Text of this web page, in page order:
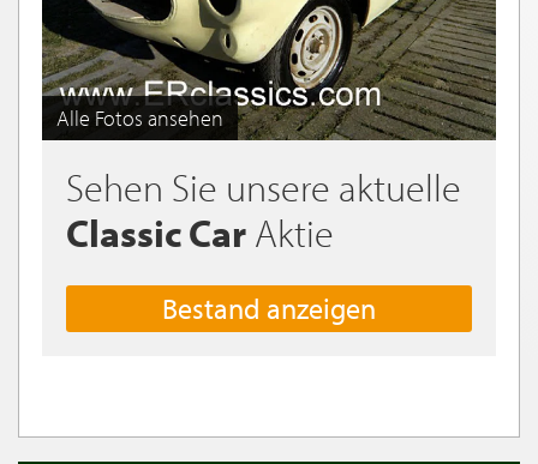
Alle Fotos ansehen
Sehen Sie unsere aktuelle
Classic Car Aktie
Bestand anzeigen